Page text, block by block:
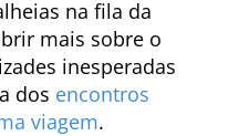
na fila da
mais sobre o
inesperadas
dos encontros
viagem.